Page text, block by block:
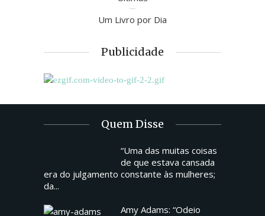
Um Livro por Dia
Publicidade
Quem Disse
“Uma das muitas coisas
de que estava cansada
era do julgamento constante às mulheres;
da...
Amy Adams: “Odeio